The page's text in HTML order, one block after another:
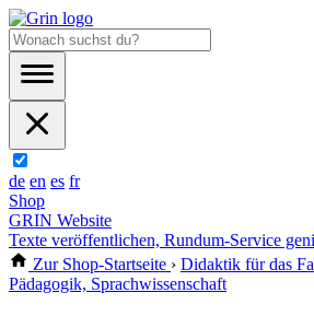
de en es fr
Shop
GRIN Website
Texte veröffentlichen, Rundum-Service
Zur Shop-Startseite › Didaktik für das
Pädagogik, Sprachwissenschaft